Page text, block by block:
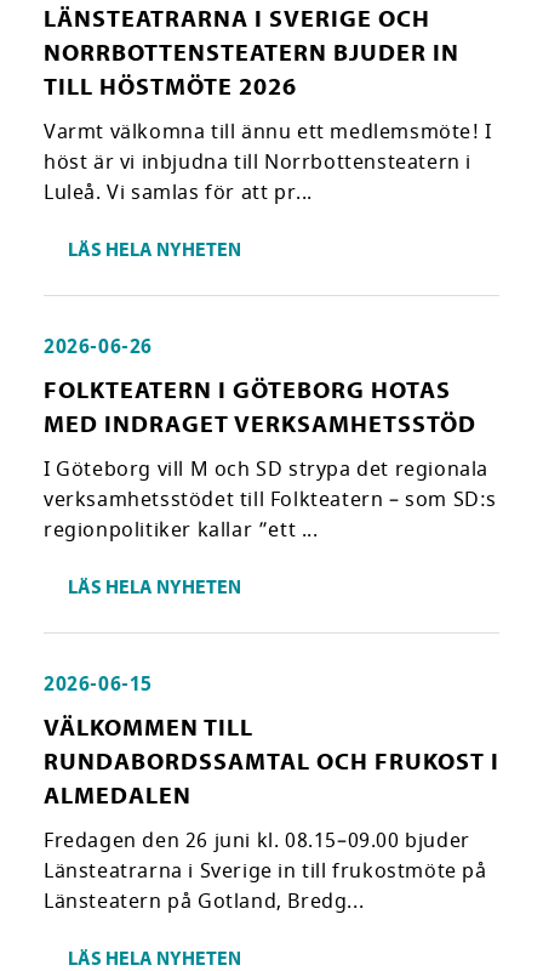
LÄNSTEATRARNA I SVERIGE OCH
NORRBOTTENSTEATERN BJUDER IN
TILL HÖSTMÖTE 2026
Varmt välkomna till ännu ett medlemsmöte! I
höst är vi inbjudna till Norrbottensteatern i
Luleå. Vi samlas för att pr...
LÄS HELA NYHETEN
2026-06-26
FOLKTEATERN I GÖTEBORG HOTAS
MED INDRAGET VERKSAMHETSSTÖD
I Göteborg vill M och SD strypa det regionala
verksamhetsstödet till Folkteatern – som SD:s
regionpolitiker kallar ”ett ...
LÄS HELA NYHETEN
2026-06-15
VÄLKOMMEN TILL
RUNDABORDSSAMTAL OCH FRUKOST I
ALMEDALEN
Fredagen den 26 juni kl. 08.15–09.00 bjuder
Länsteatrarna i Sverige in till frukostmöte på
Länsteatern på Gotland, Bredg...
LÄS HELA NYHETEN